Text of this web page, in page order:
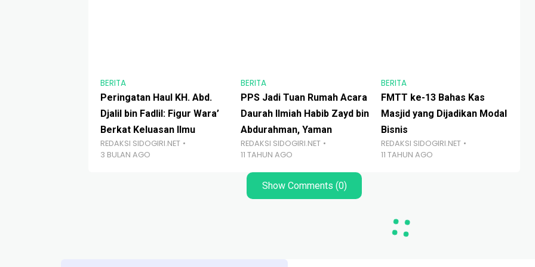
BERITA
Peringatan Haul KH. Abd.
Djalil bin Fadlil: Figur Wara’
Berkat Keluasan Ilmu
REDAKSI SIDOGIRI.NET
3 BULAN AGO
BERITA
PPS Jadi Tuan Rumah Acara
Daurah Ilmiah Habib Zayd bin
Abdurahman, Yaman
REDAKSI SIDOGIRI.NET
11 TAHUN AGO
BERITA
FMTT ke-13 Bahas Kas
Masjid yang Dijadikan Modal
Bisnis
REDAKSI SIDOGIRI.NET
11 TAHUN AGO
Show Comments (0)